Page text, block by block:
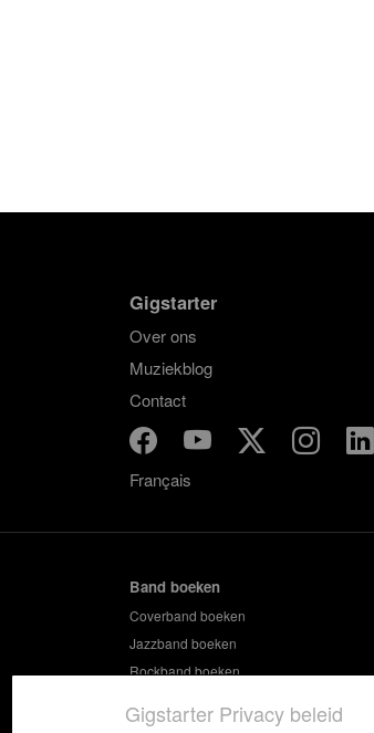
Gigstarter
Over ons
Muziekblog
Contact
Français
Band boeken
Coverband boeken
Jazzband boeken
Rockband boeken
Gigstarter Privacy beleid